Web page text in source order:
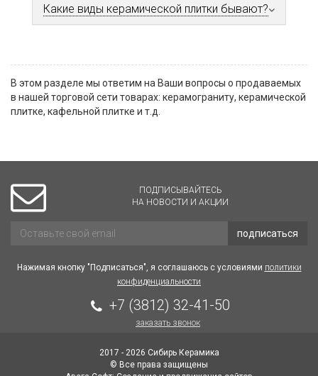
Какие виды керамической плитки бывают?
В этом разделе мы ответим на Ваши вопросы о продаваемых
в нашей торговой сети товарах: керамограниту, керамической
плитке, кафельной плитке и т.д.
ПОДПИСЫВАЙТЕСЬ
НА НОВОСТИ И АКЦИИ
подписаться
Нажимая кнопку "Подписаться", я соглашаюсь с условиями политики
конфиденциальности
+7 (3812) 32-41-50
заказать звонок
2017 - 2026 Сибирь Керамика
© Все права защищены